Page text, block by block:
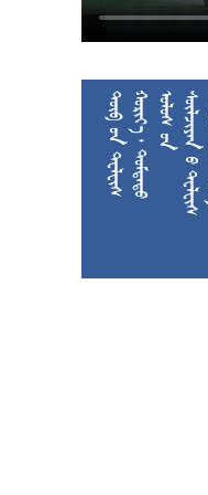

































































